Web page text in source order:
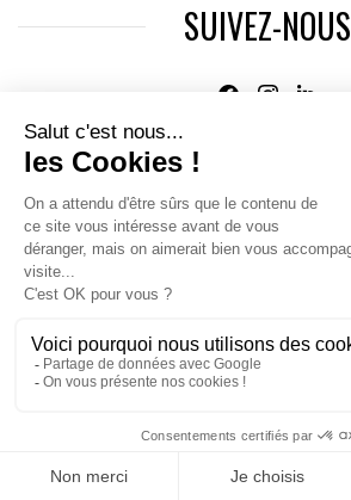
SUIVEZ-NOUS
Agence web:Novius